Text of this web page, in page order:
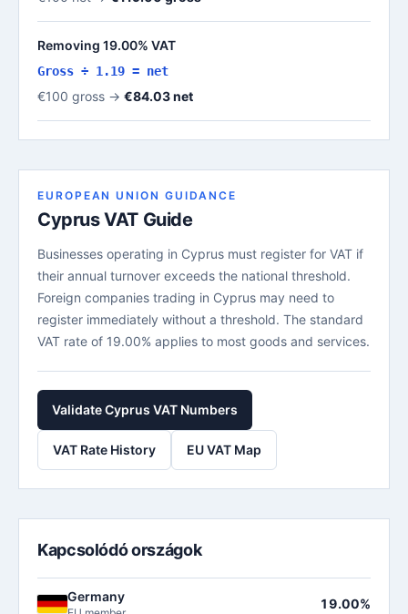
Removing 19.00% VAT
Gross ÷ 1.19 = net
€100 gross → €84.03 net
EUROPEAN UNION GUIDANCE
Cyprus VAT Guide
Businesses operating in Cyprus must register for VAT if
their annual turnover exceeds the national threshold.
Foreign companies trading in Cyprus may need to
register immediately without a threshold. The standard
VAT rate of 19.00% applies to most goods and services.
Validate Cyprus VAT Numbers
VAT Rate History EU VAT Map
Kapcsolódó országok
Germany 19.00%